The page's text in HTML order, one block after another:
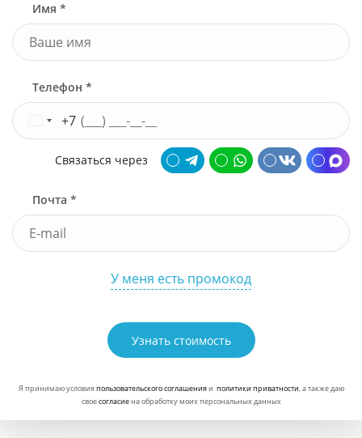
Имя *
Телефон *
+7
Связаться через
Почта *
У меня есть промокод
Узнать стоимость
Я принимаю условияпользовательского соглашенияи политики приватности, а также даю
своесогласиена обработку моих персональных данных